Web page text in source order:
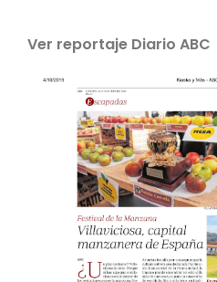
Ver reportaje Diario ABC